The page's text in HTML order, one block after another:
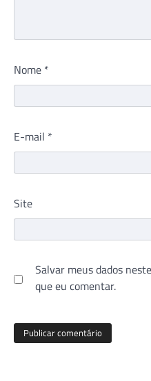
Nome *
E-mail *
Site
Salvar meus dados
que eu comentar.